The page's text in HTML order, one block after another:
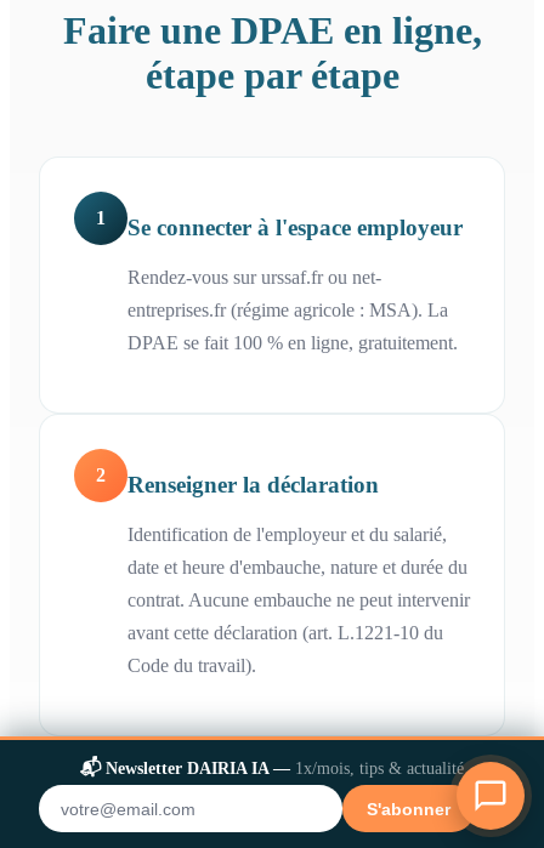
Faire une DPAE en ligne,
étape par étape
1 Se connecter à l'espace employeur
Rendez-vous sur urssaf.fr ou net-
entreprises.fr (régime agricole : MSA). La
DPAE se fait 100 % en ligne, gratuitement.
2 Renseigner la déclaration
Identification de l'employeur et du salarié,
date et heure d'embauche, nature et durée du
contrat. Aucune embauche ne peut intervenir
avant cette déclaration (art. L.1221-10 du
Code du travail).
Valider avant l'embauche et
conserver l'accusé
📬 Newsletter DAIRIA IA — 1x/mois, tips & actualité
S'abonner ✕